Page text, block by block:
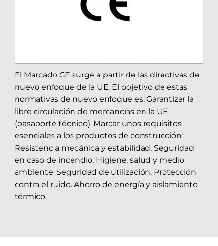
El Marcado CE surge a partir de las directivas de
nuevo enfoque de la UE. El objetivo de estas
normativas de nuevo enfoque es: Garantizar la
libre circulación de mercancías en la UE
(pasaporte técnico). Marcar unos requisitos
esenciales a los productos de construcción:
Resistencia mecánica y estabilidad. Seguridad
en caso de incendio. Higiene, salud y medio
ambiente. Seguridad de utilización. Protección
contra el ruido. Ahorro de energía y aislamiento
térmico.